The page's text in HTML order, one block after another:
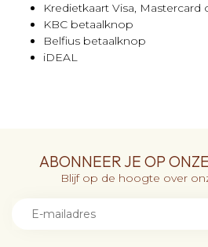
Kredietkaart Visa, Mastercard
KBC betaalknop
Belfius betaalknop
iDEAL
ABONNEER JE OP
Blijf op de hoogte over